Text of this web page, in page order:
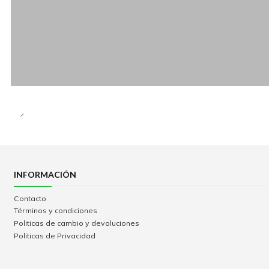
INFORMACIÓN
Contacto
Términos y condiciones
Politicas de cambio y devoluciones
Politicas de Privacidad